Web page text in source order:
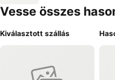
Vesse összes
Kiválasztott szállás